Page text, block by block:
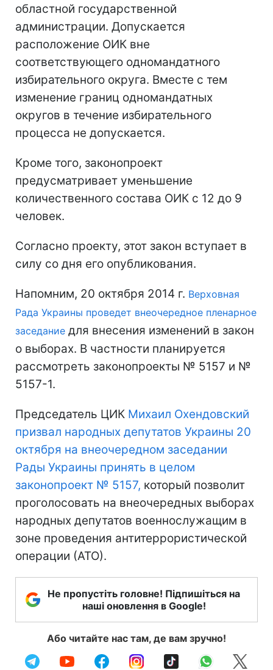
областной государственной
администрации. Допускается
расположение ОИК вне
соответствующего одномандатного
избирательного округа. Вместе с тем
изменение границ одномандатных
округов в течение избирательного
процесса не допускается.
Кроме того, законопроект
предусматривает уменьшение
количественного состава ОИК с 12 до 9
человек.
Согласно проекту, этот закон вступает в
силу со дня его опубликования.
Напомним, 20 октября 2014 г. Верховная
Рада Украины проведет внеочередное пленарное
заседание для внесения изменений в закон
о выборах. В частности планируется
рассмотреть законопроекты № 5157 и №
5157-1.
Председатель ЦИК Михаил Охендовский
призвал народных депутатов Украины 20
октября на внеочередном заседании
Рады Украины принять в целом
законопроект № 5157, который позволит
проголосовать на внеочередных выборах
народных депутатов военнослужащим в
зоне проведения антитеррористической
операции (АТО).
Не пропустіть головне! Підпишіться на
наші оновлення в Google!
Або читайте нас там, де вам зручно!